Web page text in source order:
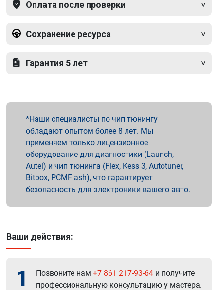
Оплата после проверки
Сохранение ресурса
Гарантия 5 лет
Наши специалисты по чип тюнингу
обладают опытом более 8 лет. Мы
применяем только лицензионное
оборудование для диагностики (Launch,
Autel) и чип тюнинга (Flex, Kess 3, Autotuner,
Bitbox, PCMFlash), что гарантирует
безопасность для электроники вашего авто.
Ваши действия:
1 Позвоните нам +7 861 217-93-64 и получите
профессиональную консультацию у мастера.